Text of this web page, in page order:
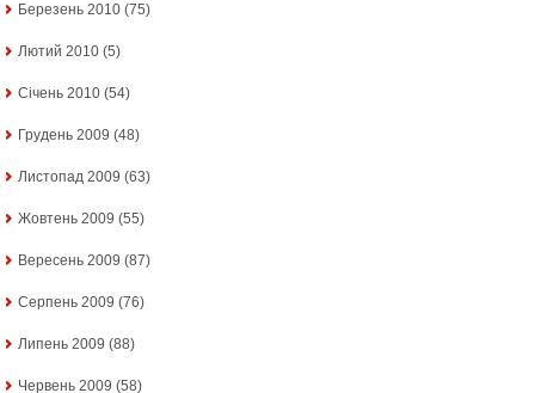
Березень 2010 (75)
Лютий 2010 (5)
Січень 2010 (54)
Грудень 2009 (48)
Листопад 2009 (63)
Жовтень 2009 (55)
Вересень 2009 (87)
Серпень 2009 (76)
Липень 2009 (88)
Червень 2009 (58)